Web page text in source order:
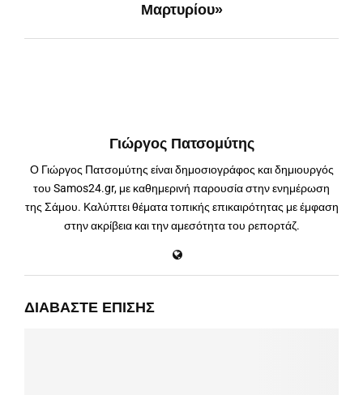
Μαρτυρίου»
Γιώργος Πατσομύτης
Ο Γιώργος Πατσομύτης είναι δημοσιογράφος και δημιουργός
του Samos24.gr, με καθημερινή παρουσία στην ενημέρωση
της Σάμου. Καλύπτει θέματα τοπικής επικαιρότητας με έμφαση
στην ακρίβεια και την αμεσότητα του ρεπορτάζ.
ΔΙΑΒΆΣΤΕ ΕΠΊΣΗΣ